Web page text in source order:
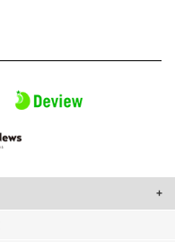
に合わせたコンテンツや広告の